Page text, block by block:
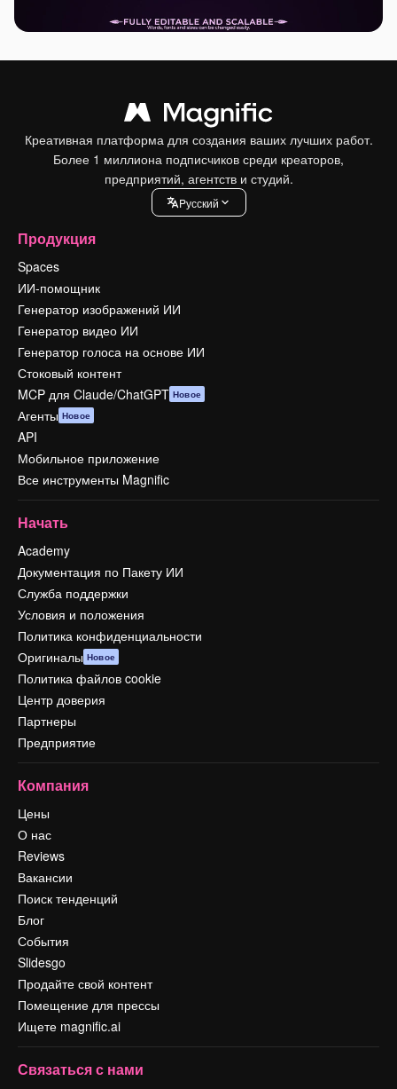
Креативная платформа для создания ваших лучших работ.
Более 1 миллиона подписчиков среди креаторов,
предприятий, агентств и студий.
Pусский
Продукция
Spaces
ИИ-помощник
Генератор изображений ИИ
Генератор видео ИИ
Генератор голоса на основе ИИ
Стоковый контент
MCP для Claude/ChatGPT Новое
Агенты Новое
API
Мобильное приложение
Все инструменты Magnific
Начать
Academy
Документация по Пакету ИИ
Служба поддержки
Условия и положения
Политика конфиденциальности
Оригиналы Новое
Политика файлов cookie
Центр доверия
Партнеры
Предприятие
Компания
Цены
О нас
Reviews
Вакансии
Поиск тенденций
Блог
События
Slidesgo
Продайте свой контент
Помещение для прессы
Ищете magnific.ai
Связаться с нами